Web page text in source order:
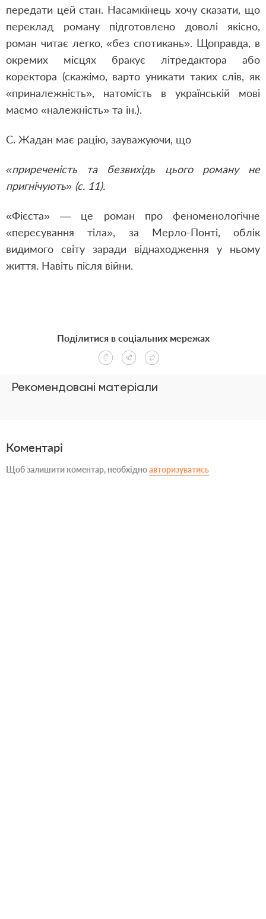
передати цей стан. Насамкінець хочу сказати, що
переклад роману підготовлено доволі якісно,
роман читає легко, «без спотикань». Щоправда, в
окремих місцях бракує літредактора або
коректора (скажімо, варто уникати таких слів, як
«приналежність», натомість в українській мові
маємо «належність» та ін.).
С. Жадан має рацію, зауважуючи, що
«приреченість та безвихідь цього роману не
пригнічують» (с. 11).
«Фієста» — це роман про феноменологічне
«пересування тіла», за Мерло-Понті, облік
видимого світу заради віднаходження у ньому
життя. Навіть після війни.
Рекомендовані матеріали
Поділитися в соціальних мережах
Коментарі
Щоб залишити коментар, необхідноавторизуватись